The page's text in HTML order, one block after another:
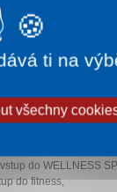
noci
do WELLNESS
do fitness,
ti na
všechny